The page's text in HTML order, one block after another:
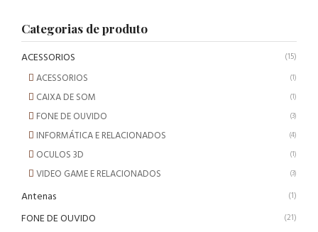
Categorias de produto
ACESSORIOS (15)
ACESSORIOS (1)
CAIXA DE SOM (1)
FONE DE OUVIDO (3)
INFORMÁTICA E RELACIONADOS (4)
OCULOS 3D (1)
VIDEO GAME E RELACIONADOS (3)
Antenas (1)
FONE DE OUVIDO (21)